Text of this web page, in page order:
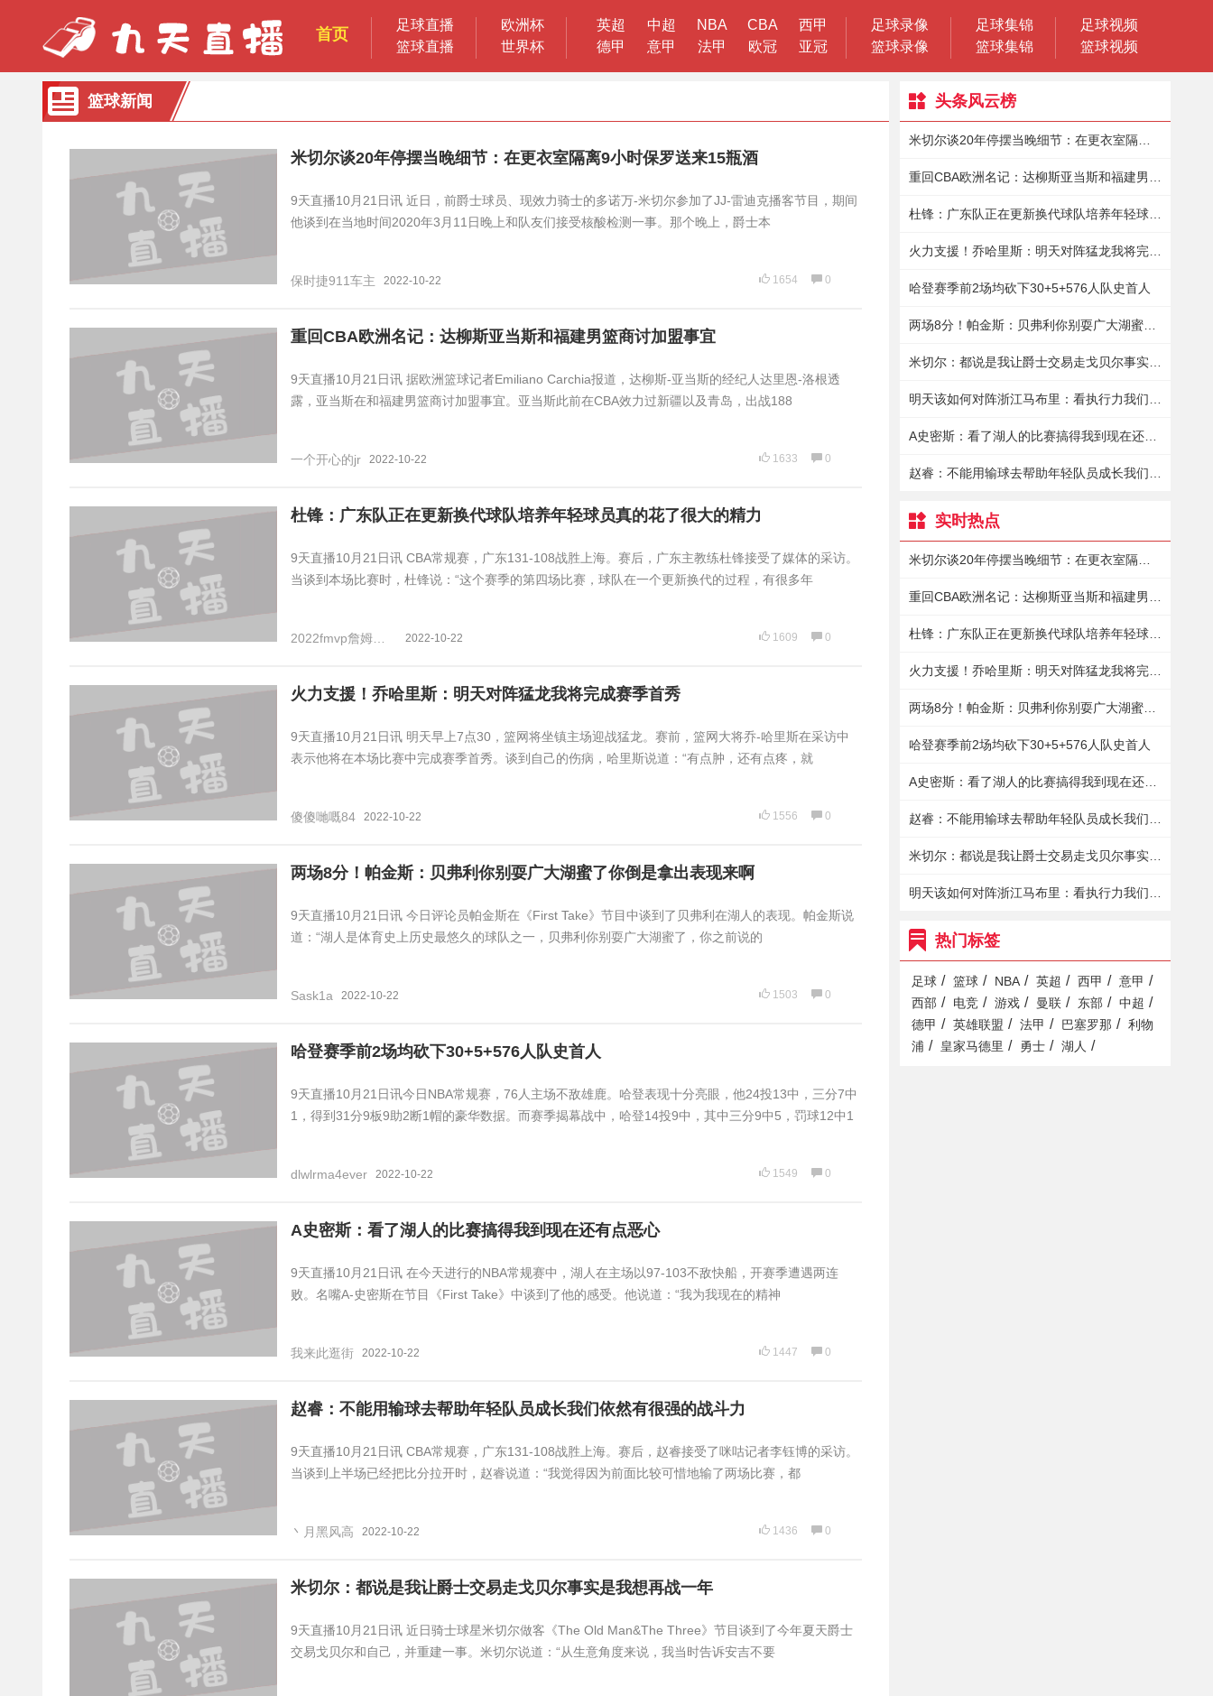
首页
足球直播
篮球直播
欧洲杯
世界杯
英超 中超 NBA CBA
西甲
德甲
意甲 法甲 欧冠 亚冠
足球录像
篮球录像
足球集锦
篮球集锦
足球视频
篮球视频
篮球新闻
米切尔谈20年停摆当晚细节：在更衣室隔离9小时保罗送来15瓶酒
9天直播10月21日讯 近日，前爵士球员、现效力骑士的多诺万-米切尔参加了JJ-雷迪克播客节目，期间
他谈到在当地时间2020年3月11日晚上和队友们接受核酸检测一事。那个晚上，爵士本
保时捷911车主 2022-10-22 1654 0
重回CBA欧洲名记：达柳斯亚当斯和福建男篮商讨加盟事宜
9天直播10月21日讯 据欧洲篮球记者Emiliano Carchia报道，达柳斯-亚当斯的经纪人达里恩-洛根透
露，亚当斯在和福建男篮商讨加盟事宜。亚当斯此前在CBA效力过新疆以及青岛，出战188
一个开心的jr 2022-10-22 1633 0
杜锋：广东队正在更新换代球队培养年轻球员真的花了很大的精力
9天直播10月21日讯 CBA常规赛，广东131-108战胜上海。赛后，广东主教练杜锋接受了媒体的采访。
当谈到本场比赛时，杜锋说：“这个赛季的第四场比赛，球队在一个更新换代的过程，有很多年
2022-10-22 1609 0
火力支援！乔哈里斯：明天对阵猛龙我将完成赛季首秀
9天直播10月21日讯 明天早上7点30，篮网将坐镇主场迎战猛龙。赛前，篮网大将乔-哈里斯在采访中
表示他将在本场比赛中完成赛季首秀。谈到自己的伤病，哈里斯说道：“有点肿，还有点疼，就
傻傻哋嘅84 2022-10-22 1556 0
两场8分！帕金斯：贝弗利你别耍广大湖蜜了你倒是拿出表现来啊
9天直播10月21日讯 今日评论员帕金斯在《First Take》节目中谈到了贝弗利在湖人的表现。帕金斯说
道：“湖人是体育史上历史最悠久的球队之一，贝弗利你别耍广大湖蜜了，你之前说的
Sask1a 2022-10-22 1503 0
哈登赛季前2场均砍下30+5+576人队史首人
9天直播10月21日讯今日NBA常规赛，76人主场不敌雄鹿。哈登表现十分亮眼，他24投13中，三分7中
1，得到31分9板9助2断1帽的豪华数据。而赛季揭幕战中，哈登14投9中，其中三分9中5，罚球12中1
dlwlrma4ever 2022-10-22 1549 0
A史密斯：看了湖人的比赛搞得我到现在还有点恶心
9天直播10月21日讯 在今天进行的NBA常规赛中，湖人在主场以97-103不敌快船，开赛季遭遇两连
败。名嘴A-史密斯在节目《First Take》中谈到了他的感受。他说道：“我为我现在的精神
我来此逛街 2022-10-22 1447 0
赵睿：不能用输球去帮助年轻队员成长我们依然有很强的战斗力
9天直播10月21日讯 CBA常规赛，广东131-108战胜上海。赛后，赵睿接受了咪咕记者李钰博的采访。
当谈到上半场已经把比分拉开时，赵睿说道：“我觉得因为前面比较可惜地输了两场比赛，都
丶月黑风高 2022-10-22 1436 0
米切尔：都说是我让爵士交易走戈贝尔事实是我想再战一年
9天直播10月21日讯 近日骑士球星米切尔做客《The Old Man&The Three》节目谈到了今年夏天爵士
交易戈贝尔和自己，并重建一事。米切尔说道：“从生意角度来说，我当时告诉安吉不要
头条风云榜
哈登赛季前2场均砍下30+5+576人队史首人
实时热点
哈登赛季前2场均砍下30+5+576人队史首人
热门标签
足球 / 篮球 / NBA / 英超 / 西甲 / 意甲 /
西部 / 电竞 / 游戏 / 曼联 / 东部 / 中超 /
德甲 / 英雄联盟 / 法甲 / 巴塞罗那 / 利物
浦 / 皇家马德里 / 勇士 / 湖人 /